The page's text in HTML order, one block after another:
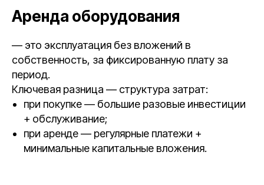
Аренда оборудования
— это эксплуатация без вложений в
собственность, за фиксированную плату за
период.
Ключевая разница — структура затрат:
при покупке — большие разовые инвестиции
+ обслуживание;
при аренде — регулярные платежи +
минимальные капитальные вложения.